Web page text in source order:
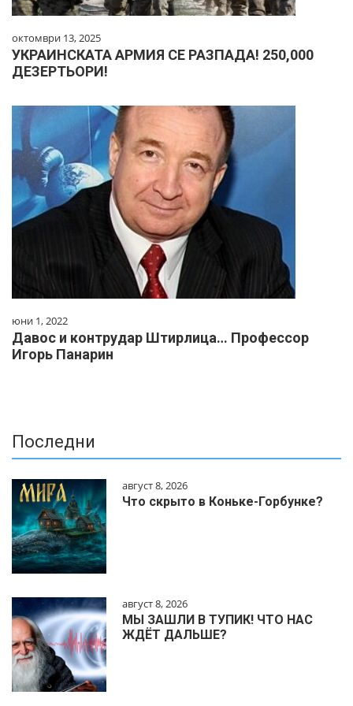
октомври 13, 2025
УКРАИНСКАТА АРМИЯ СЕ РАЗПАДА! 250,000
ДЕЗЕРТЬОРИ!
юни 1, 2022
Давос и контрудар Штирлица… Профессор
Игорь Панарин
Последни
август 8, 2026
Что скрыто в Коньке-Горбунке?
август 8, 2026
МЫ ЗАШЛИ В ТУПИК! ЧТО НАС
ЖДЁТ ДАЛЬШЕ?